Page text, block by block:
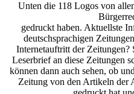
Unten die 118 Logos von
gedruckt haben. Aktuellste
deutschsprachigen
Internetauftritt der
Leserbrief an diese Zeitungen
können dann auch sehen, ob
Zeitung von den Artikeln der